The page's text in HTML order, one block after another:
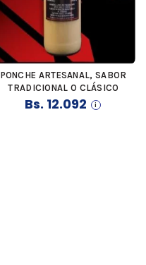
COMPRAR
PONCHE ARTESANAL, SABOR
TRADICIONAL O CLÁSICO
Bs. 12.092